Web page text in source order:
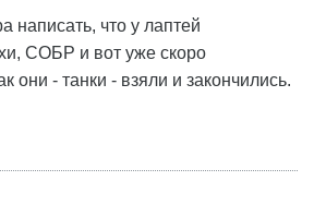
написать, что у лаптей
СОБР и вот уже скоро
они - танки - взяли и закончились.